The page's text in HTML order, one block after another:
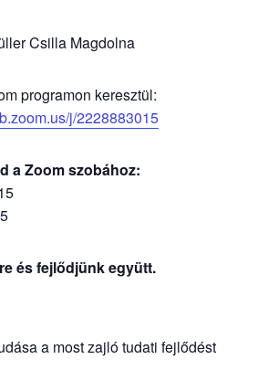
Csilla Magdolna
programon keresztül:
j/2228883015
a Zoom szobához:
és fejlődjünk együtt.
a most zajló tudati fejlődést